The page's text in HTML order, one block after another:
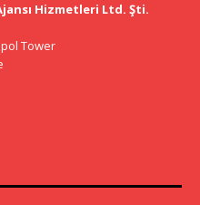
Hizmetleri Ltd. Şti.
Tower